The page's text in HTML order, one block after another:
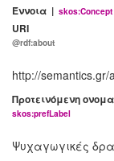
Έννοια | skos:Concept
URI
@rdf:about
http://
Προτεινόμενη
skos:prefLabel
Ψυχαγωγικές